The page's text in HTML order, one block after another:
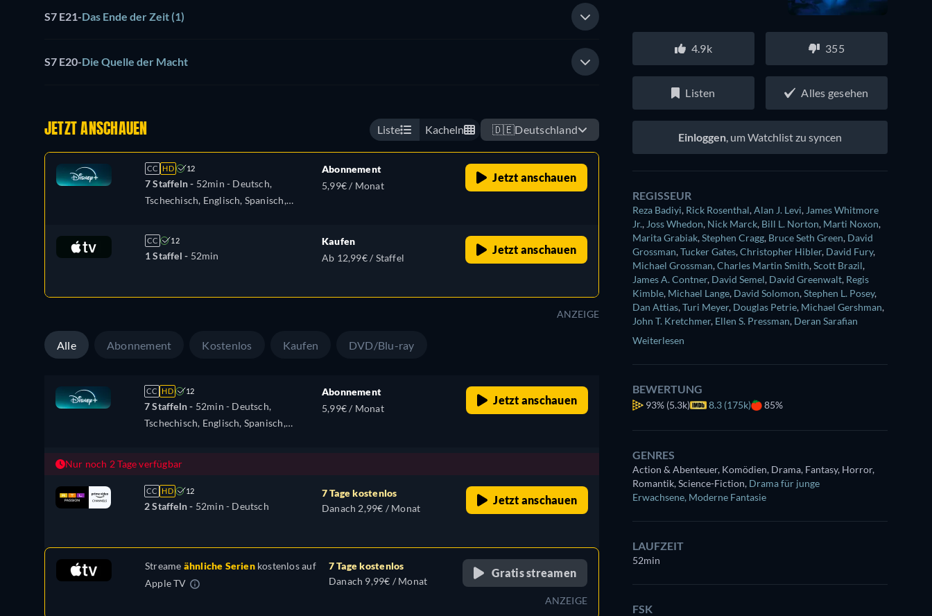
S7 E21-Das Ende der Zeit (1)
S7 E20-Die Quelle der Macht
JETZT ANSCHAUEN Liste Kacheln 🇩🇪Deutschland
CC HD 12
7 Staffeln - 52min - Deutsch,
Tschechisch, Englisch, Spanisch,
Italienisch, Japanisch, Polnisch,
Türkisch
Abonnement
5,99€ / Monat
Jetzt anschauen
CC 12
1 Staffel - 52min
Kaufen
Ab 12,99€ / Staffel
Jetzt anschauen
ANZEIGE
Alle Abonnement Kostenlos Kaufen DVD/Blu-ray
CC HD 12
7 Staffeln - 52min - Deutsch,
Tschechisch, Englisch, Spanisch,
Türkisch
Abonnement
5,99€ / Monat
Jetzt anschauen
Nur noch 2 Tage verfügbar
CC HD 12
2 Staffeln - 52min - Deutsch
7 Tage kostenlos
Danach 2,99€ / Monat
Jetzt anschauen
Streame ähnliche Serienkostenlos auf
Apple TV
7 Tage kostenlos
Danach 9,99€ / Monat
Gratis streamen
ANZEIGE
4.9k 355
Listen Alles gesehen
Einloggen, um Watchlist zu syncen
REGISSEUR
Reza Badiyi, Rick Rosenthal,Alan J. Levi, James Whitmore
Jr., Joss Whedon, Nick Marck, Bill L. Norton, Marti Noxon,
Marita Grabiak,Stephen Cragg, Bruce Seth Green, David
Grossman,Tucker Gates,Christopher Hibler, David Fury,
Michael Grossman,Charles Martin Smith,Scott Brazil,
James A. Contner, David Semel, David Greenwalt, Regis
Kimble, Michael Lange, David Solomon,Stephen L. Posey,
Dan Attias,Turi Meyer, Douglas Petrie, Michael Gershman,
John T. Kretchmer, Ellen S. Pressman, Deran Sarafian
Weiterlesen
BEWERTUNG
93% (5.3k) 8.3 (175k) 85%
GENRES
Action & Abenteuer, Komödien, Drama, Fantasy, Horror,
Romantik, Science-Fiction, Drama für junge
Erwachsene, Moderne Fantasie
LAUFZEIT
52min
FSK